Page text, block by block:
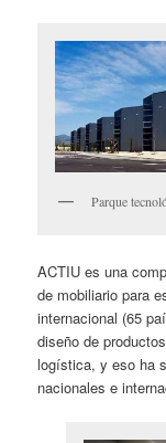
Parque
ACTIU es una
de mobiliario para
internacional (65
diseño de
logística, y eso ha
nacionales e